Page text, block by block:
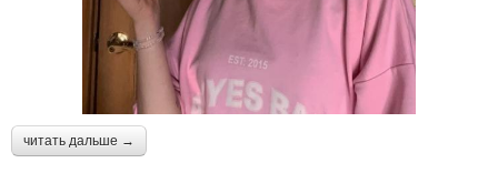
читать дальше →